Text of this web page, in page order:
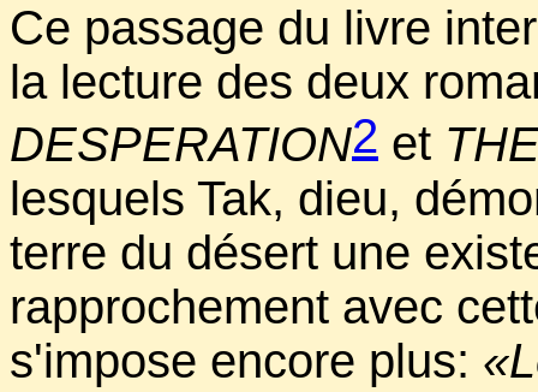
Ce passage du livre
la lecture des deux
DESPERATION2 et
lesquels Tak, dieu,
terre du désert une
rapprochement avec
s'impose encore plus: